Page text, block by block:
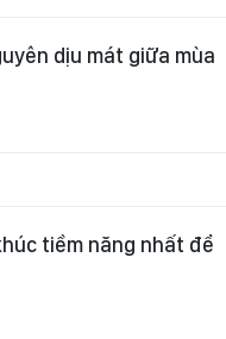
dịu mát giữa mùa
tiềm năng nhất để